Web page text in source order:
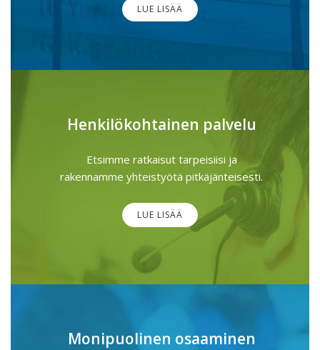
LUE LISÄÄ
Henkilökohtainen palvelu
Etsimme ratkaisut tarpeisiisi ja
rakennamme yhteistyötä pitkäjänteisesti.
LUE LISÄÄ
Monipuolinen osaaminen